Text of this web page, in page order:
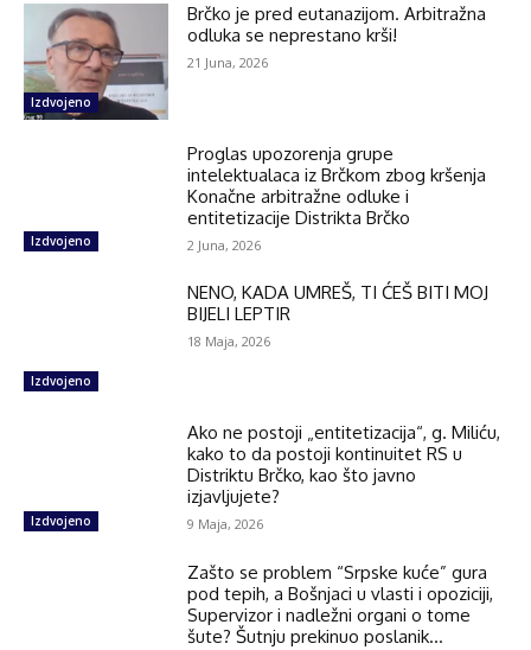
Izdvojeno
Brčko je pred eutanazijom. Arbitražna
odluka se neprestano krši!
21 Juna, 2026
Izdvojeno
Proglas upozorenja grupe
intelektualaca iz Brčkom zbog kršenja
Konačne arbitražne odluke i
entitetizacije Distrikta Brčko
2 Juna, 2026
Izdvojeno
NENO, KADA UMREŠ, TI ĆEŠ BITI MOJ
BIJELI LEPTIR
18 Maja, 2026
Izdvojeno
Ako ne postoji „entitetizacija“, g. Miliću,
kako to da postoji kontinuitet RS u
Distriktu Brčko, kao što javno
izjavljujete?
9 Maja, 2026
Zašto se problem “Srpske kuće” gura
pod tepih, a Bošnjaci u vlasti i opoziciji,
Supervizor i nadležni organi o tome
šute? Šutnju prekinuo poslanik...